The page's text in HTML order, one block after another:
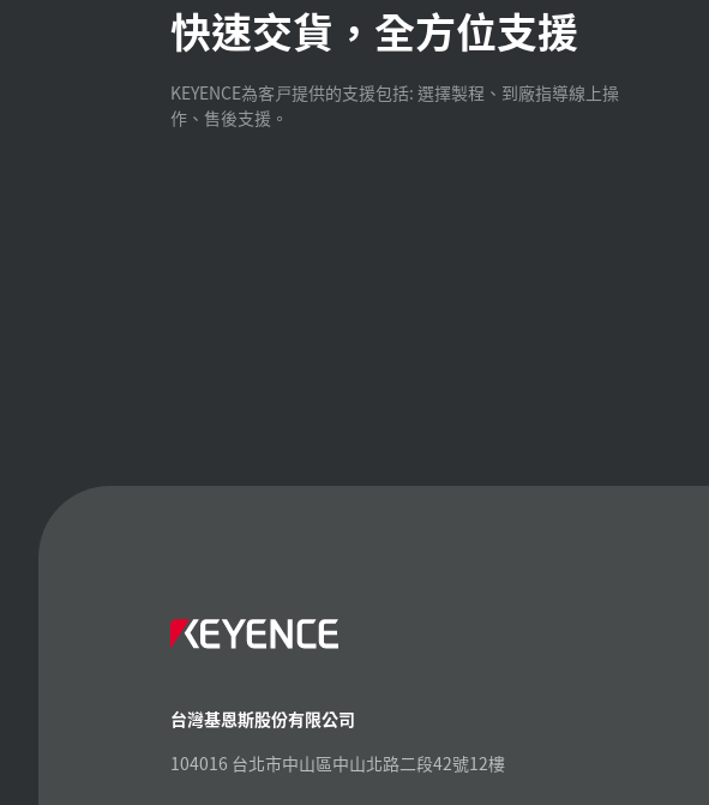
快速交貨，全方位支援
KEYENCE為客戸提供的支援包括: 選擇製程、到廠指導線上操
作、售後支援。
台灣基恩斯股份有限公司
104016 台北市中山區中山北路二段42號12樓